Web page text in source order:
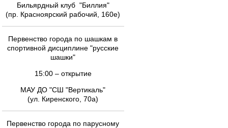
Бильярдный клуб "Биллия"
(пр. Красноярский рабочий, 160е)
Первенство города по шашкам в
спортивной дисциплине "русские
шашки"
15:00 – открытие
МАУ ДО "СШ "Вертикаль"
(ул. Киренского, 70а)
Первенство города по парусному